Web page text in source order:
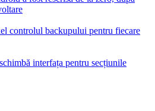
controlul backupului pentru fiecare
interfața pentru secțiunile